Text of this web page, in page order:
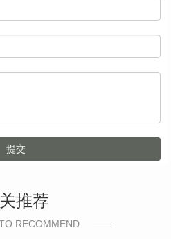
提交
推荐
RECOMMEND